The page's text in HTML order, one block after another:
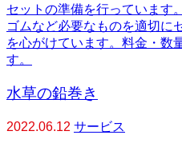
セットの準備を行っています
ゴムなど必要なものを適切に
を心がけています。料金・数
す。
水草の鉛巻き
2022.06.12 サービス